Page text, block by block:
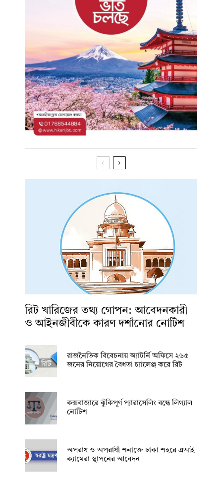
রিট খারিজের তথ্য গোপন: আবেদনকারী
ও আইনজীবীকে কারণ দর্শানোর নোটিশ
রাজনৈতিক বিবেচনায় অ‍্যাটর্নি অফিসে ২৬৫
জনের নিয়োগের বৈধতা চ্যালেঞ্জ করে রিট
কক্সবাজারে ঝুঁকিপূর্ণ প্যারাসেলিং বন্ধে লিগ্যাল
নোটিশ
অপরাধ ও অপরাধী শনাক্তে ঢাকা শহরে এআই
ক্যামেরা স্থাপনের আবেদন